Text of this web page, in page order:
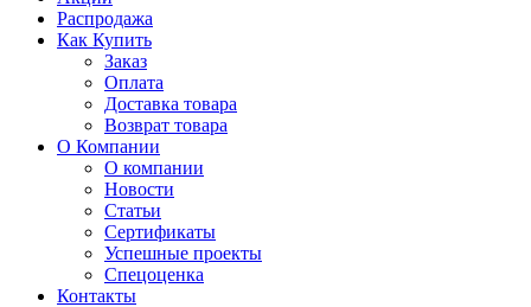
Распродажа
Как Купить
Заказ
Оплата
Доставка товара
Возврат товара
О Компании
О компании
Новости
Статьи
Сертификаты
Успешные проекты
Спецоценка
Контакты